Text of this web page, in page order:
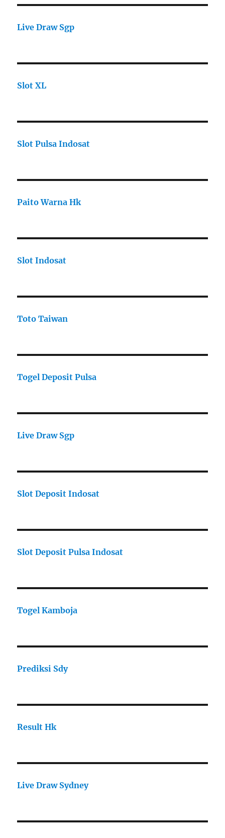
Live Draw Sgp
Slot XL
Slot Pulsa Indosat
Paito Warna Hk
Slot Indosat
Toto Taiwan
Togel Deposit Pulsa
Live Draw Sgp
Slot Deposit Indosat
Slot Deposit Pulsa Indosat
Togel Kamboja
Prediksi Sdy
Result Hk
Live Draw Sydney